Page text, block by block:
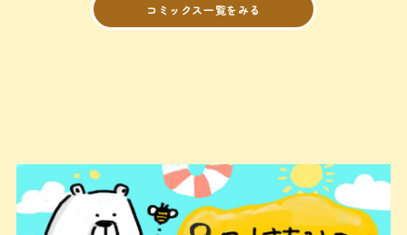
コミックス一覧をみる